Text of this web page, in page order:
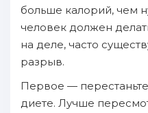
больше калорий, чем
человек должен
на деле, часто
разрыв.
Первое —
диете. Лучше